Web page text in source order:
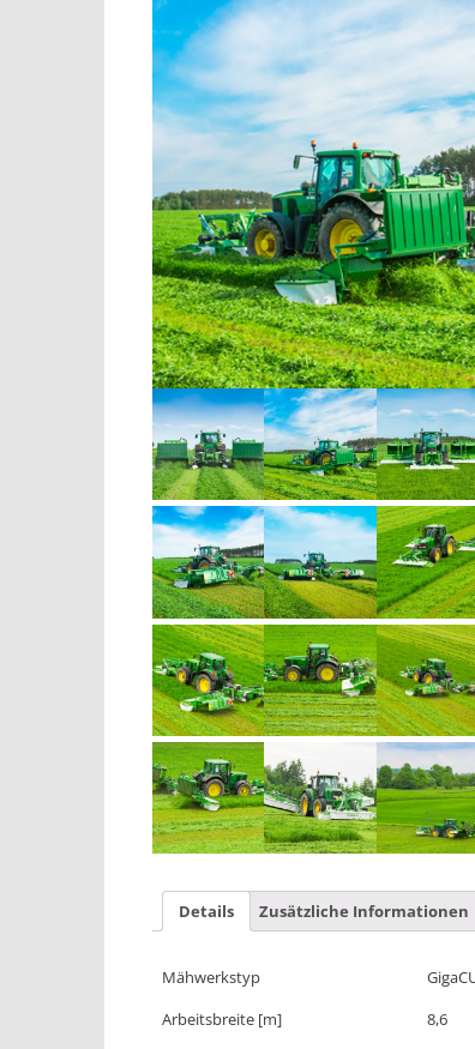
Details Zusätzliche Informationen
Mähwerkstyp
Arbeitsbreite [m]
8,6